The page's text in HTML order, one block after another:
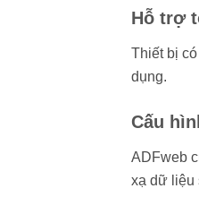
Hỗ trợ
Thiết bị
dụng.
Cấu
ADFweb
xạ dữ liệu